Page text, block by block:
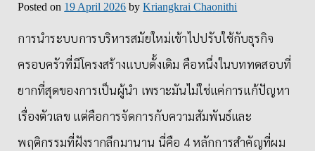
Posted on 19 April 2026 byKriangkrai Chaonithi
การนำระบบการบริหารสมัยใหม่เข้าไปปรับใช้กับธุรกิจ
ครอบครัวที่มีโครงสร้างแบบดั้งเดิม คือหนึ่งในบททดสอบที่
ยากที่สุดของการเป็นผู้นำ เพราะมันไม่ใช่แค่การแก้ปัญหา
เรื่องตัวเลข แต่คือการจัดการกับความสัมพันธ์และ
พฤติกรรมที่ฝังรากลึกมานาน นี่คือ 4 หลักการสำคัญที่ผม